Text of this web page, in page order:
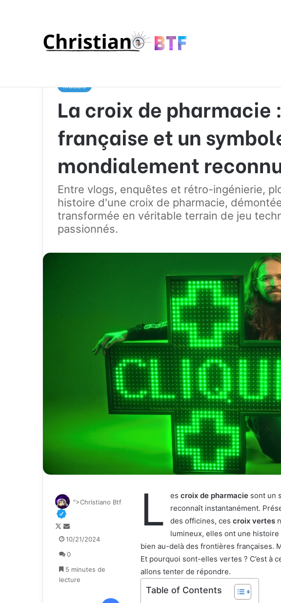
Maladie
La croix de pharmacie
française et un
mondialement
Entre vlogs, enquêtes et rétro-ingénierie,
histoire d'une croix de pharmacie,
transformée en véritable terrain de jeu
passionnés.
L es croix de pharmacie sont un
reconnaît instantanément.
des officines, ces croix vertes
lumineux, elles ont une
bien au-delà des frontières françaises.
Et pourquoi sont-elles vertes ? C’est à
allons tenter de répondre.
Table of Contents
">Christiano Btf
F
o
l
o
w
n
o
y
e
10/21/2024
0
5 minutes de
lecture